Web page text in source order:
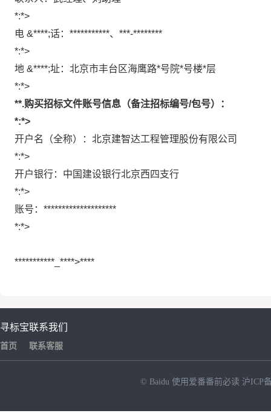
*:*>
电 &****;话： ***********、 ***-********
*:*>
地 &****;址： 北京市丰台区海鹰路*号院*号楼*层
*:*>
**.购买招标文件账号信息（备注招标编号/包号）：
*:*>
开户名（全称）：北京建智达工程管理股份有限公司
*:*>
开户银行：中国建设银行北京西四支行
*:*>
账号： ********************
*:*>
***********_****>****
寻标宝
首页
联系我们
联系客服
© Baidu 使用爱番番前必读 沪ICP